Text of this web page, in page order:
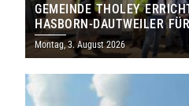
GEMEINDE THOLEY
HASBORN-DAUTWEILER
MILLIONEN EURO
Montag, 3. August 2026